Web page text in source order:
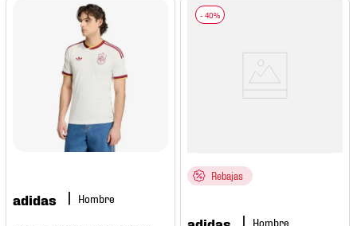
adidas Hombre
Rebajas
Hombre